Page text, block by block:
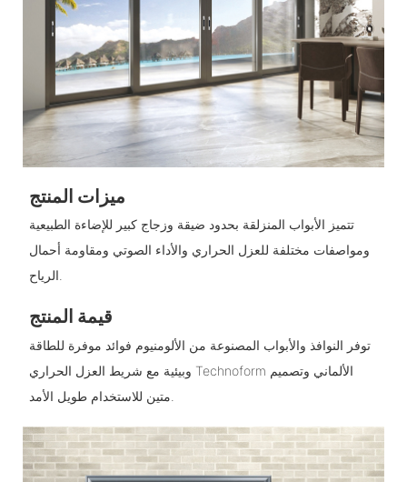
ميزات المنتج
تتميز الأبواب المنزلقة بحدود ضيقة وزجاج كبير للإضاءة الطبيعية
ومواصفات مختلفة للعزل الحراري والأداء الصوتي ومقاومة أحمال
الرياح.
قيمة المنتج
توفر النوافذ والأبواب المصنوعة من الألومنيوم فوائد موفرة للطاقة
وبيئية مع شريط العزل الحراري Technoform الألماني وتصميم